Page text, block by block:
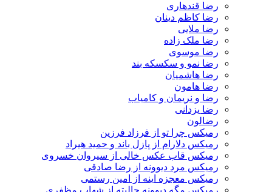
رضا قندهاری
رضا کاظم دینان
رضا ملایی
رضا ملک زاده
رضا موسوی
رضا نمو و سکسکه بند
رضا هاشمیان
رضا هامون
رضا و نریمان و کامیاب
رضا یزدانی
رضالون
رمیکس چرا تو از فرزاد فرزین
رمیکس دلارام از پازل باند و حمید هیراد
رمیکس قاب عکس خالی از سیروان خسروی
رمیکس مرد دیوونه از رضا صادقی
رمیکس معجزه اینه از امین رستمی